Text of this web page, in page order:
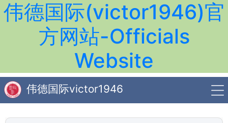
伟德国际(victor1946)官
方网站-Officials
Website
伟德国际victor1946